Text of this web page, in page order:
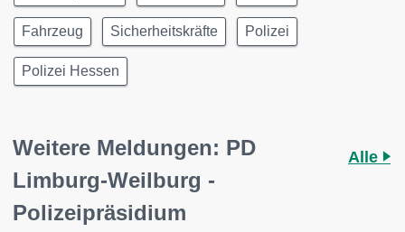
Fahrzeug Sicherheitskräfte Polizei
Polizei Hessen
Weitere Meldungen: PD
Limburg-Weilburg -
Polizeipräsidium
Alle